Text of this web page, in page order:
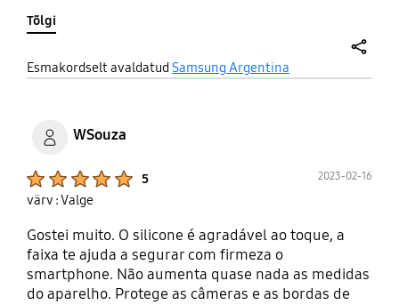
primera línea, no es la mejor manera de
Tõlgi
Esmakordselt avaldatud Samsung Argentina
WSouza
5 2023-02-16
värv : Valge
Gostei muito. O silicone é agradável ao toque, a
faixa te ajuda a segurar com firmeza o
smartphone. Não aumenta quase nada as medidas
do aparelho. Protege as câmeras e as bordas de